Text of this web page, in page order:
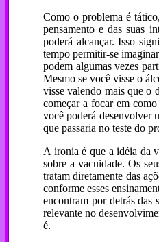
Como o problema é
pensamento e das suas
poderá alcançar. Isso
tempo permitir-se
podem algumas vezes
Mesmo se você visse o
visse valendo mais que o
começar a focar em
você poderá desenvolver
que passaria no teste do
A ironia é que a idéia da
sobre a vacuidade. Os
tratam diretamente das
conforme esses
encontram por detrás das
relevante no
é.